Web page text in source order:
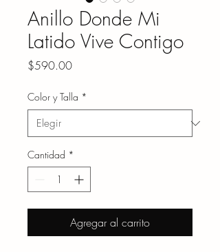
Anillo Donde Mi
Latido Vive Contigo
$590.00Precio
Color y Talla *
Cantidad *
Agregar al carrito